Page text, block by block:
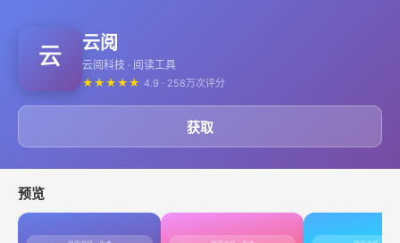
云阅
云阅科技 · 阅读工具
★ ★ ★ ★ ★ 4.9 · 258万次评分
获取
预览